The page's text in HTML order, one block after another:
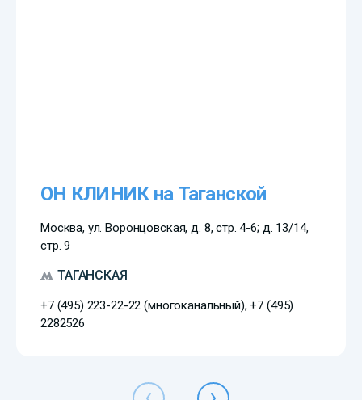
ОН КЛИНИК на Таганской
Москва, ул. Воронцовская, д. 8, стр. 4-6; д. 13/14,
стр. 9
ТАГАНСКАЯ
+7 (495) 223-22-22 (многоканальный), +7 (495)
2282526